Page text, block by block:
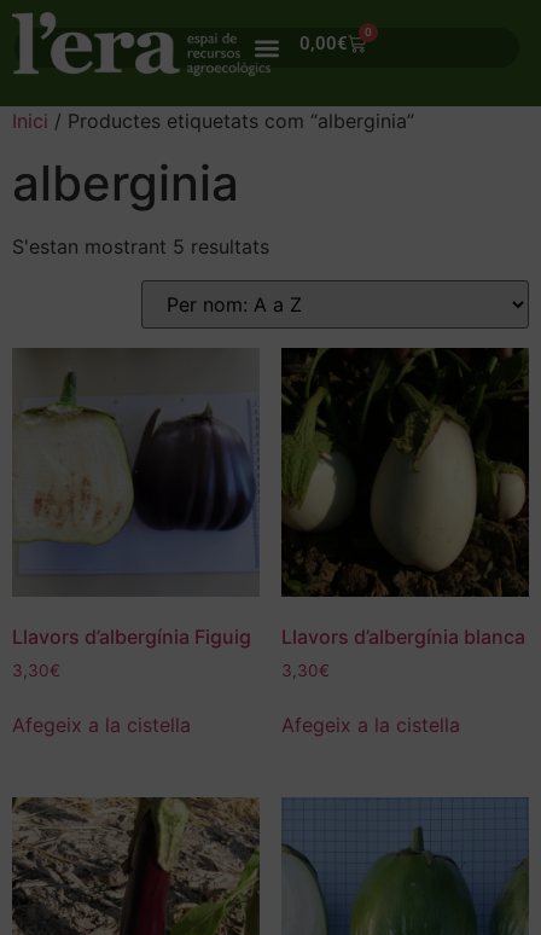
0,00€
0
Inici / Productes etiquetats com “alberginia”
alberginia
S'estan mostrant 5 resultats
Llavors d’albergínia Figuig
3,30€
Afegeix a la cistella
Llavors d’albergínia blanca
3,30€
Afegeix a la cistella